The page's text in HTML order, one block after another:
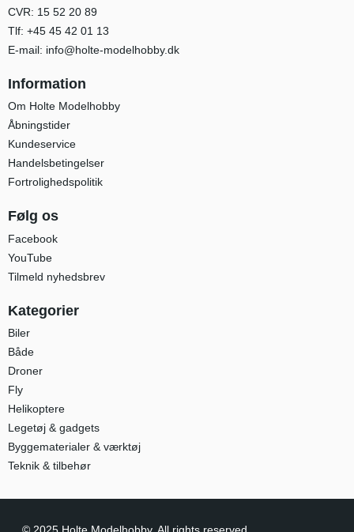
CVR: 15 52 20 89
Tlf: +45 45 42 01 13
E-mail: info@holte-modelhobby.dk
Information
Om Holte Modelhobby
Åbningstider
Kundeservice
Handelsbetingelser
Fortrolighedspolitik
Følg os
Facebook
YouTube
Tilmeld nyhedsbrev
Kategorier
Biler
Både
Droner
Fly
Helikoptere
Legetøj & gadgets
Byggematerialer & værktøj
Teknik & tilbehør